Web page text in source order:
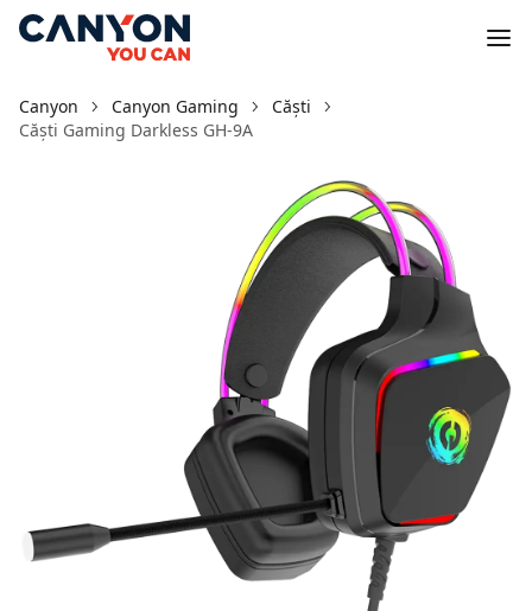
Canyon Canyon Gaming
Căști
Căști Gaming Darkless GH-9A